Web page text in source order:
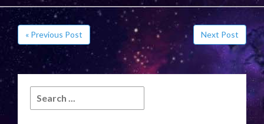
« Previous Post Next Post
for: